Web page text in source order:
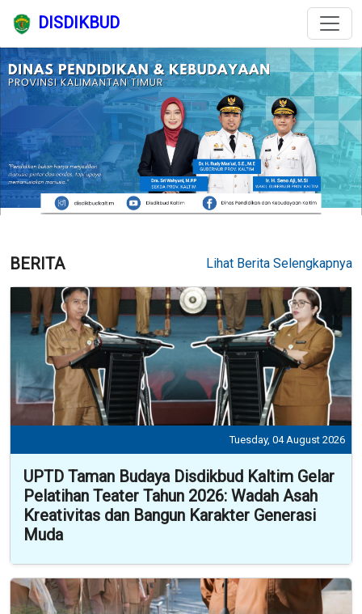
DISDIKBUD
BERITA Lihat Berita Selengkapnya
Tuesday, 04 August 2026
UPTD Taman Budaya Disdikbud Kaltim Gelar
Pelatihan Teater Tahun 2026: Wadah Asah
Kreativitas dan Bangun Karakter Generasi
Muda